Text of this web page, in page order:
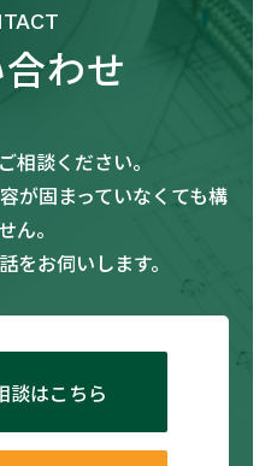
わせ
相談ください。
が固まっていなくても構
ん。
をお伺いします。
談はこちら